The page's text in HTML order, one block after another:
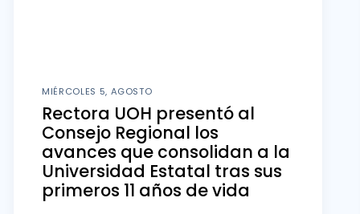
MIÉRCOLES 5, AGOSTO
Rectora UOH presentó al
Consejo Regional los
avances que consolidan a la
Universidad Estatal tras sus
primeros 11 años de vida